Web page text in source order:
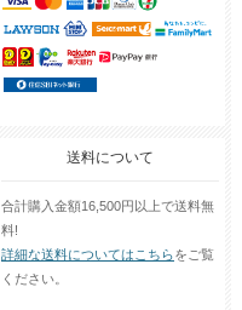
送料について
合計購入金額16,500円以上で送料無
料!
詳細な送料についてはこちらをご覧
ください。